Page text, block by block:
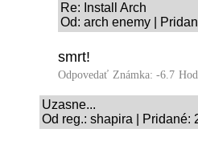
Re: Install Arch
Od: arch enemy |
smrt!
Odpovedať Známka: -6.7
Uzasne...
Od reg.: shapira | Pridané: